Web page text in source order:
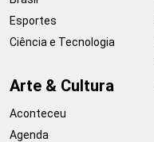
Esportes
Ciência e Tecnologia
Arte & Cultura
Aconteceu
Agenda